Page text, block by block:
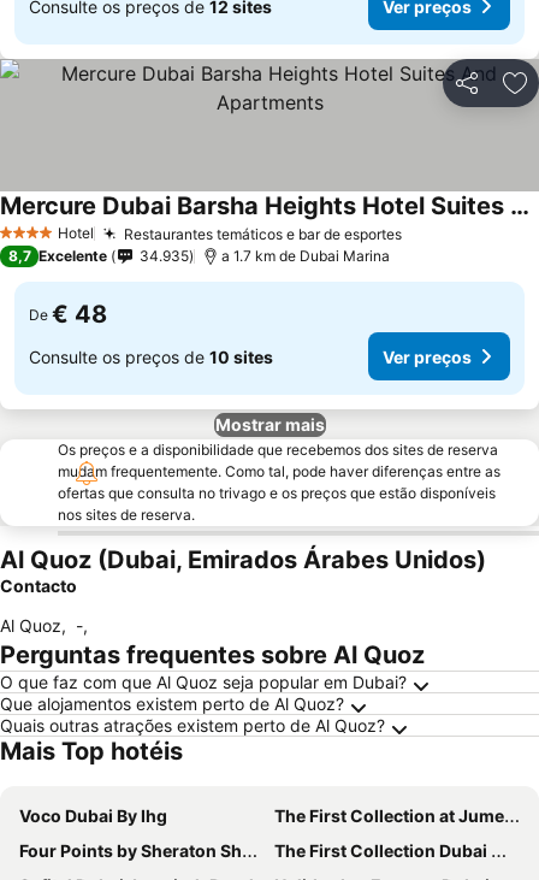
Consulte os preços de 12 sites Ver preços
Partilhar
4 EstrelasHotel Restaurantes temáticos e bar de esportesVer preços
Mercure Dubai Barsha Heights Hotel Suites And Apartments
Ver preços
8,7 Excelente 34.935 a 1.7 km de Dubai Marina
De € 48
Consulte os preços de 10 sites Ver preços
Mostrar mais
Os preços e a disponibilidade que recebemos dos sites de reserva
mudam frequentemente. Como tal, pode haver diferenças entre as
ofertas que consulta no trivago e os preços que estão disponíveis
nos sites de reserva.
Al Quoz (Dubai, Emirados Árabes Unidos)
Contacto
Al Quoz, -,
Perguntas frequentes sobre Al Quoz
O que faz com que Al Quoz seja popular em Dubai?
Que alojamentos existem perto de Al Quoz?
Quais outras atrações existem perto de Al Quoz?
Mais Top hotéis
Voco Dubai By Ihg
The First Collection at Jumeirah Village Circle, a Tribute Portfolio Hotel
Four Points by Sheraton Sheikh Zayed Road, Dubai
The First Collection Dubai Marina